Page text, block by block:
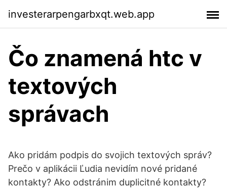
investerarpengarbxqt.web.app
Čo znamená htc v
textových
správach
Ako pridám podpis do svojich textových správ?
Prečo v aplikácii Ľudia nevidím nové pridané
kontakty? Ako odstránim duplicitné kontakty?